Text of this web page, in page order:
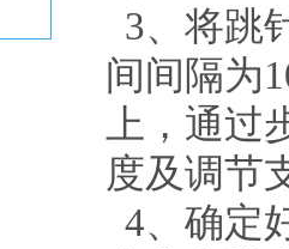
3、将跳
间间隔为
上，通
度及调节
4、确定